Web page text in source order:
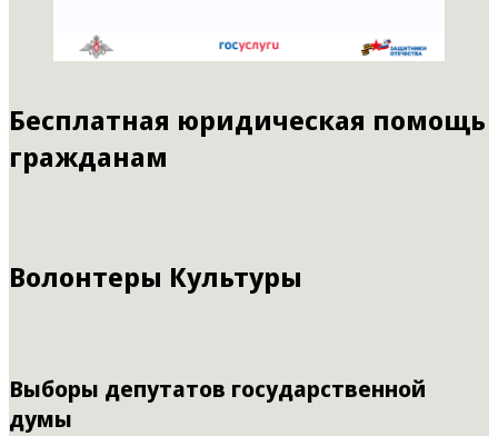
Бесплатная юридическая помощь
гражданам
Волонтеры Культуры
Выборы депутатов государственной
думы